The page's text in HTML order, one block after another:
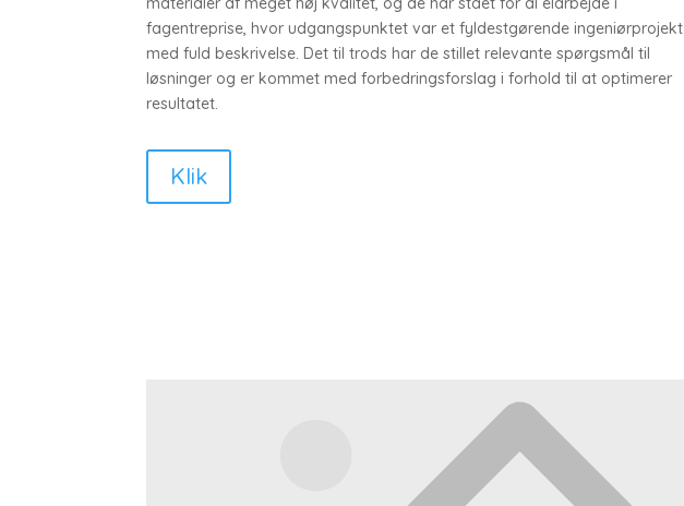
fagentreprise, hvor udgangspunktet var et fyldestgørende ingeniørprojekt
med fuld beskrivelse. Det til trods har de stillet relevante spørgsmål til
løsninger og er kommet med forbedringsforslag i forhold til at optimerer
resultatet.
Klik